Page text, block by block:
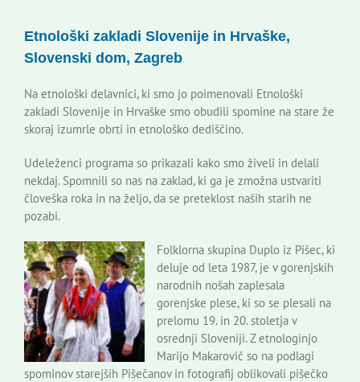
Kontakti
Novi odmev – naše glasilo
Založništvo
Koristne informacije
Etnološki zakladi Slovenije in Hrvaške,
Slovenski dom, Zagreb
Na etnološki delavnici, ki smo jo poimenovali Etnološki
zakladi Slovenije in Hrvaške smo obudili spomine na stare že
skoraj izumrle obrti in etnološko dediščino.
Udeleženci programa so prikazali kako smo živeli in delali
nekdaj. Spomnili so nas na zaklad, ki ga je zmožna ustvariti
človeška roka in na željo, da se preteklost naših starih ne
pozabi.
Folklorna skupina Duplo iz Pišec, ki
deluje od leta 1987, je v gorenjskih
narodnih nošah zaplesala
gorenjske plese, ki so se plesali na
prelomu 19. in 20. stoletja v
osrednji Sloveniji. Z etnologinjo
Marijo Makarovič so na podlagi
spominov starejših Pišečanov in fotografij oblikovali pišečko